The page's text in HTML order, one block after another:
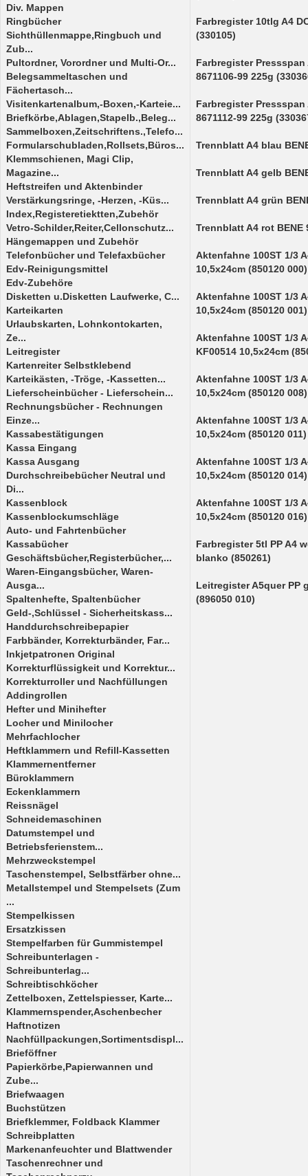
Div. Mappen
Ringbücher
Sichthüllenmappe,Ringbuch und
Zub...
Pultordner, Vorordner und Multi-Or...
Belegsammeltaschen und
Fächertasch...
Visitenkartenalbum,-Boxen,-Karteie...
Briefkörbe,Ablagen,Stapelb.,Beleg...
Sammelboxen,Zeitschriftens.,Telefo...
Formularschubladen,Rollsets,Büros...
Klemmschienen, Magi Clip,
Magazine...
Heftstreifen und Aktenbinder
Verstärkungsringe, -Herzen, -Küs...
Index,Registeretiektten,Zubehör
Vetro-Schilder,Reiter,Cellonschutz...
Hängemappen und Zubehör
Telefonbücher und Telefaxbücher
Edv-Reinigungsmittel
Edv-Zubehöre
Disketten u.Disketten Laufwerke, C...
Karteikarten
Urlaubskarten, Lohnkontokarten,
Ze...
Leitregister
Kartenreiter Selbstklebend
Karteikästen, -Tröge, -Kassetten...
Lieferscheinbücher - Lieferschein...
Rechnungsbücher - Rechnungen
Einze...
Kassabestätigungen
Kassa Eingang
Kassa Ausgang
Durchschreibebücher Neutral und
Di...
Kassenblock
Kassenblockumschläge
Auto- und Fahrtenbücher
Kassabücher
Geschäftsbücher,Registerbücher,...
Waren-Eingangsbücher, Waren-
Ausga...
Spaltenhefte, Spaltenbücher
Geld-,Schlüssel - Sicherheitskass...
Handdurchschreibepapier
Farbbänder, Korrekturbänder, Far...
Inkjetpatronen Original
Korrekturflüssigkeit und Korrektur...
Korrekturroller und Nachfüllungen
Addingrollen
Hefter und Minihefter
Locher und Minilocher
Mehrfachlocher
Heftklammern und Refill-Kassetten
Klammernentferner
Büroklammern
Eckenklammern
Reissnägel
Schneidemaschinen
Datumstempel und
Betriebsferienstem...
Mehrzweckstempel
Taschenstempel, Selbstfärber ohne...
Metallstempel und Stempelsets (Zum
...
Stempelkissen
Ersatzkissen
Stempelfarben für Gummistempel
Schreibunterlagen -
Schreibunterlag...
Schreibtischköcher
Zettelboxen, Zettelspiesser, Karte...
Klammernspender,Aschenbecher
Haftnotizen
Nachfüllpackungen,Sortimentsdispl...
Brieföffner
Papierkörbe,Papierwannen und
Zube...
Briefwaagen
Buchstützen
Briefklemmer, Foldback Klammer
Schreibplatten
Markenanfeuchter und Blattwender
Taschenrechner und
Farbregister 10tlg A4
(330105)
Farbregister
8671106-99 225g
Farbregister
8671112-99 225g
Trennblatt A4 blau
Trennblatt A4 gelb
Trennblatt A4 grün
Trennblatt A4 rot BENE
Aktenfahne 100ST 1/3
10,5x24cm (850120 000)
Aktenfahne 100ST 1/3
10,5x24cm (850120 001)
Aktenfahne 100ST 1/3
KF00514 10,5x24cm
Aktenfahne 100ST 1/3
10,5x24cm (850120 008)
Aktenfahne 100ST 1/3
10,5x24cm (850120 011)
Aktenfahne 100ST 1/3
10,5x24cm (850120 014)
Aktenfahne 100ST 1/3
10,5x24cm (850120 016)
Farbregister 5tl PP A4
blanko (850261)
Leitregister A5quer PP
(896050 010)